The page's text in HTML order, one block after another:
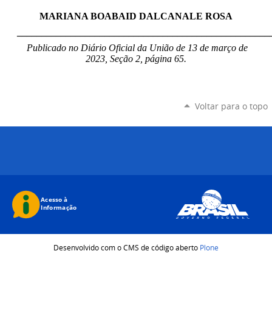
MARIANA BOABAID DALCANALE ROSA
Publicado no Diário Oficial da União de 13 de março de
2023, Seção 2, página 65.
Voltar para o topo
Desenvolvido com o CMS de código aberto Plone